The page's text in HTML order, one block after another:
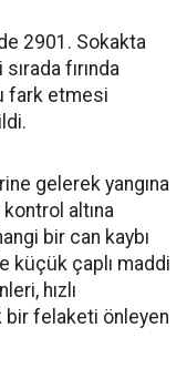
2901. Sokakta
fırında
fark etmesi
gelerek yangına
altına
bir can kaybı
küçük çaplı maddi
hızlı
bir felaketi önleyen